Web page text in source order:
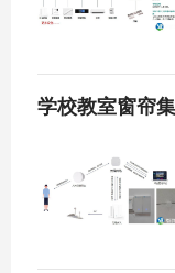
学校教室窗帘